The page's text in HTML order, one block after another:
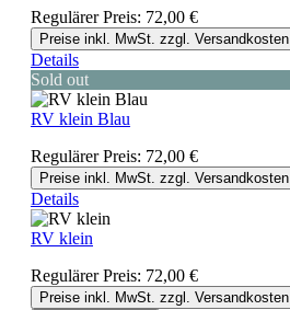
Regulärer Preis: 72,00 €
Preise inkl. MwSt. zzgl. Versandkosten
Details
Sold out
RV klein Blau
Regulärer Preis: 72,00 €
Preise inkl. MwSt. zzgl. Versandkosten
Details
RV klein
Regulärer Preis: 72,00 €
Preise inkl. MwSt. zzgl. Versandkosten